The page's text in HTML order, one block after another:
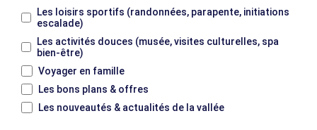
Les loisirs sportifs (randonnées, parapente, initiations
escalade)
Les activités douces (musée, visites culturelles, spa
bien-être)
Voyager en famille
Les bons plans & offres
Les nouveautés & actualités de la vallée